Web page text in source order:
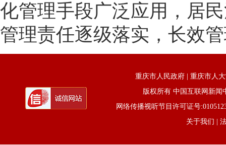
化管理手段广泛应用，居
管理责任逐级落实，长效
重庆市人民政府
重庆市人
版权所有 中国互联网新闻
网络传播视听节目许可证号
关于我们 |